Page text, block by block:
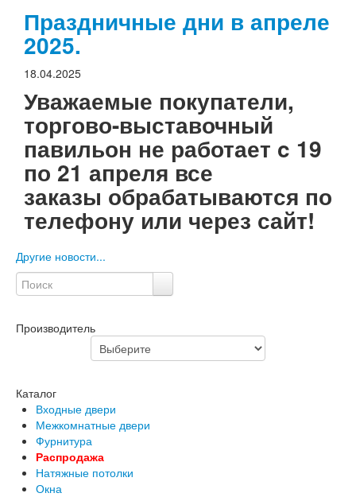
Арктика
Флагман
Электрозамок Смарт
Заводские двери
Двери Лабиринт
Лабиринт Аляска Лайт
Лабиринт Арт
Лабиринт Атлантик
Лабиринт Бетон
Лабиринт Верса
Лабиринт Гранд
Лабиринт Дверь двойная тамбурная под
заказ
Лабиринт Инфинити
Лабиринт Иссида
Лабиринт Карбон
Лабиринт Классик Шагрень
Лабиринт Кредор
Лабиринт Лаб Про
Лабиринт Лайн Вайт
Лабиринт Леолаб
Праздничные дни в апреле
2025.
18.04.2025
Уважаемые покупатели,
торгово-выставочный
павильон не работает c 19
по 21 апреля все
заказы обрабатываются по
телефону или через сайт!
Другие новости...
Производитель
Каталог
Входные двери
Межкомнатные двери
Фурнитура
Распродажа
Натяжные потолки
Окна